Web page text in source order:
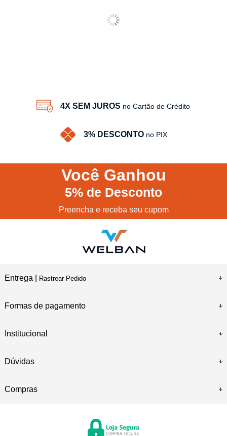
4X SEM JUROS no Cartão de Crédito
3% DESCONTO no PIX
Você Ganhou
5% de Desconto
Preencha e receba seu cupom
Entrega | Rastrear Pedido
Formas de pagamento
Institucional
Dúvidas
Compras